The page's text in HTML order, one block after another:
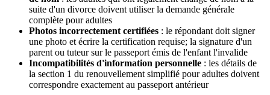
suite d'un divorce doivent utiliser la demande générale
complète pour adultes
Photos incorrectement certifiées : le répondant doit signer
une photo et écrire la certification requise; la signature d'un
parent ou tuteur sur le passeport émis de l'enfant l'invalide
Incompatibilités d'information personnelle : les détails de
la section 1 du renouvellement simplifié pour adultes doivent
correspondre exactement au passeport antérieur